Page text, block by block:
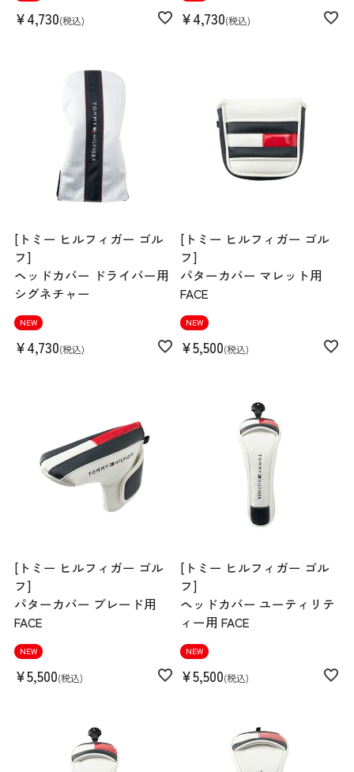
¥4,730 税込 ¥4,730 税込
[トミー ヒルフィガー ゴル
フ]
ヘッドカバー ドライバー用
シグネチャー
NEW
¥4,730 税込
[トミー ヒルフィガー ゴル
フ]
パターカバー マレット用
FACE
NEW
¥5,500 税込
[トミー ヒルフィガー ゴル
フ]
パターカバー ブレード用
FACE
NEW
¥5,500 税込
[トミー ヒルフィガー ゴル
フ]
ヘッドカバー ユーティリテ
ィー用 FACE
NEW
¥5,500 税込